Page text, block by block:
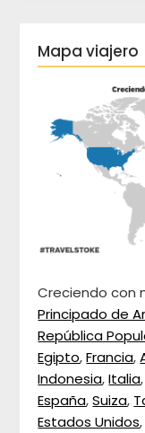
Mapa viajero
Creciendo con
Principado de
República
Egipto,Francia,
Indonesia,Italia
España,Suiza,
Estados Unidos